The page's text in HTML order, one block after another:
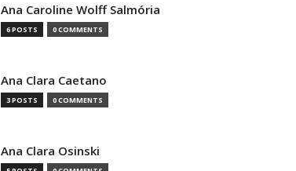
Ana Caroline Wolff Salmória
6 POSTS 0 COMMENTS
Ana Clara Caetano
3 POSTS 0 COMMENTS
Ana Clara Osinski